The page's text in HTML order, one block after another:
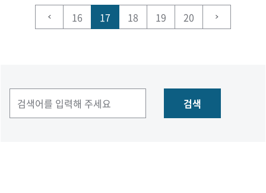
16 17 18 19 20
검색